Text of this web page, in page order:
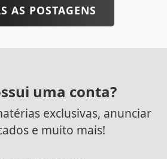
AS POSTAGENS
uma conta?
exclusivas, anunciar
e muito mais!